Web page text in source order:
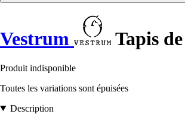
Vestrum Tapis
Produit indisponible
Toutes les variations sont épuisées
Description